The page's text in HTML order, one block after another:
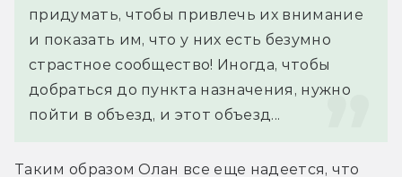
придумать, чтобы привлечь их внимание
и показать им, что у них есть безумно
страстное сообщество! Иногда, чтобы
добраться до пункта назначения, нужно
пойти в объезд, и этот объезд...
Таким образом Олан все еще надеется, что